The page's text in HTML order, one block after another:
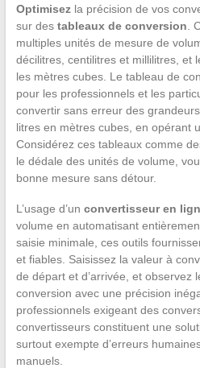
Optimisezla précision de vos
sur des tableaux de conversion .
multiples unités de mesure de
décilitres, centilitres et millilitres, et
les mètres cubes. Le tableau de
pour les professionnels et les
convertir sans erreur des
litres en mètres cubes, en opérant
Considérez ces tableaux comme
le dédale des unités de volume,
bonne mesure sans détour.
L’usage d’un convertisseur en
volume en automatisant
saisie minimale, ces outils
et fiables. Saisissez la valeur à
de départ et d’arrivée, et observez
conversion avec une précision
professionnels exigeant des
convertisseurs constituent une
surtout exempte d’erreurs
manuels.